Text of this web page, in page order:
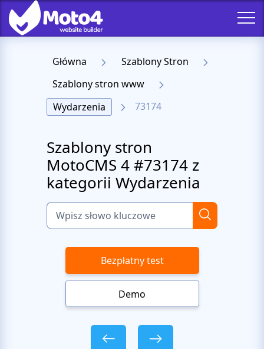
Główna
Szablony Stron
Szablony stron www
Wydarzenia
73174
Szablony stron
MotoCMS 4 #73174 z
kategorii Wydarzenia
Bezpłatny test
Demo